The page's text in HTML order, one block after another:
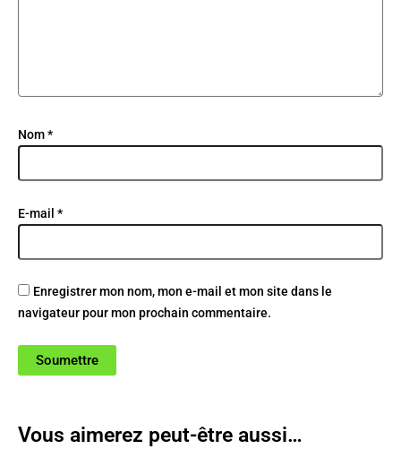
Nom*
E-mail *
Enregistrer mon nom, mon e-mail et mon site dans le
navigateur pour mon prochain commentaire.
Vous aimerez peut-être aussi…